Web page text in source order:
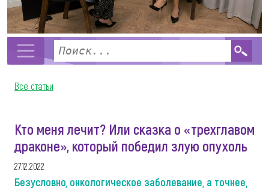
Все статьи
Кто меня лечит? Или сказка о «трехглавом
драконе», который победил злую опухоль
27.12.2022
Безусловно, онкологическое заболевание, а точнее,